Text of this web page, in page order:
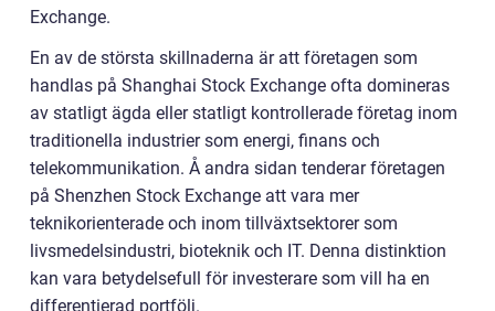
Exchange.
En av de största skillnaderna är att företagen som
handlas på Shanghai Stock Exchange ofta domineras
av statligt ägda eller statligt kontrollerade företag inom
traditionella industrier som energi, finans och
telekommunikation. Å andra sidan tenderar företagen
på Shenzhen Stock Exchange att vara mer
teknikorienterade och inom tillväxtsektorer som
livsmedelsindustri, bioteknik och IT. Denna distinktion
kan vara betydelsefull för investerare som vill ha en
differentierad portfölj.